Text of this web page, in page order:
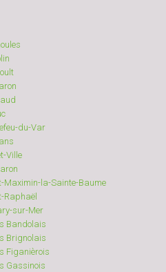
du-Var
Ville
Maximin-la-Sainte-Baume
Raphaël
sur-Mer
Bandolais
Brignolais
Figanièrois
Gassinois